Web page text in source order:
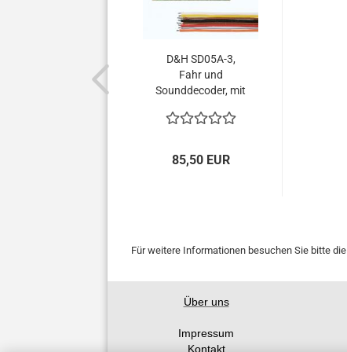
D&H SD05A-3,
Fahr und
Sounddecoder, mit
2. Generation,
MM, über 100
Sounds zur
85,50 EUR
Für weitere Informationen besuchen Sie bitte die
Über uns
Impressum
Kontakt